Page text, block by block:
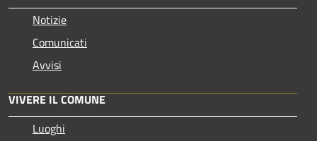
Notizie
Comunicati
Avvisi
VIVERE IL COMUNE
Luoghi